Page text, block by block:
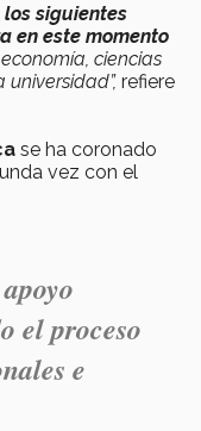
los siguientes
en este momento
economía ciencias
universidad”, refiere
se ha coronado
vez con el
el proceso
e